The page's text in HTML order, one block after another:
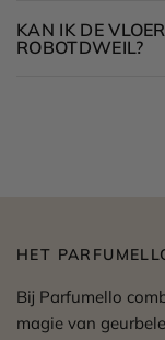
KAN IK DE
ROBOTDWEIL?
HET
Bij Parfumello
magie van